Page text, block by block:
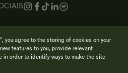
Viceroy Hotels & Resorts
you agree to the storing of cookies on your
features to you, provide relevant
in order to identify ways to make the site